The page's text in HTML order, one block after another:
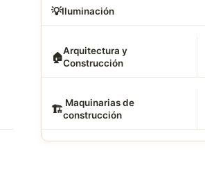
💡Iluminación
🏠Arquitectura y
Construcción
🏗 ️ Maquinarias de
construcción